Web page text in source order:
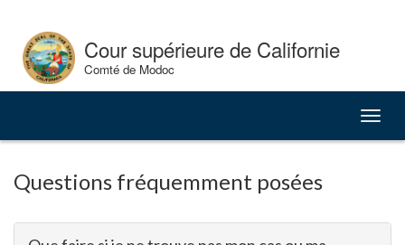
Content
Cour supérieure de Californie
Comté de Modoc
Questions fréquemment posées